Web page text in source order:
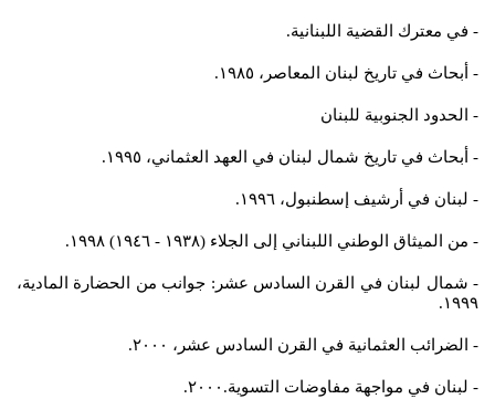
- في معترك القضية اللبنانية.
- أبحاث في تاريخ لبنان المعاصر، ١٩٨٥.
- الحدود الجنوبية للبنان
- أبحاث في تاريخ شمال لبنان في العهد العثماني، ١٩٩٥.
- لبنان في أرشيف إسطنبول، ١٩٩٦.
- من الميثاق الوطني اللبناني إلى الجلاء (١٩٣٨ - ١٩٤٦) ١٩٩٨.
- شمال لبنان في القرن السادس عشر: جوانب من الحضارة المادية،
١٩٩٩.
- الضرائب العثمانية في القرن السادس عشر، ٢٠٠٠.
- لبنان في مواجهة مفاوضات التسوية.٢٠٠٠.